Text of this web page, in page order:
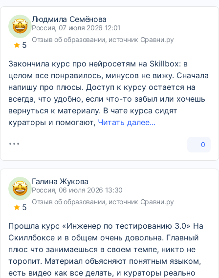
5
Людмила Семёнова
Россия, 07 июля 2026 12:01
Отзыв об образовании, источник Сравни.ру
Закончила курс про нейросетям на Skillbox: в
целом все понравилось, минусов не вижу. Сначала
напишу про плюсы. Доступ к курсу остается на
всегда, что удобно, если что-то забыл или хочешь
вернуться к материалу. В чате курса сидят
кураторы и помогают, Читать далее...
0
5
Галина Жукова
Россия, 06 июля 2026 13:30
Отзыв об образовании, источник Сравни.ру
Прошла курс «Инженер по тестированию 3.0» На
Скиллбоксе и в общем очень довольна. Главный
плюс что занимаешься в своем темпе, никто не
торопит. Материал объясняют понятным языком,
есть видео как все делать, и кураторы реально